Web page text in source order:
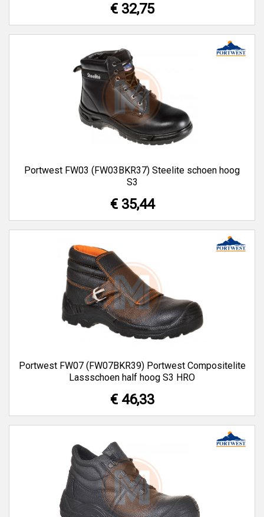
€ 32,75
Portwest FW03 (FW03BKR37) Steelite schoen hoog
S3
€ 35,44
Portwest FW07 (FW07BKR39) Portwest Compositelite
Lassschoen half hoog S3 HRO
€ 46,33